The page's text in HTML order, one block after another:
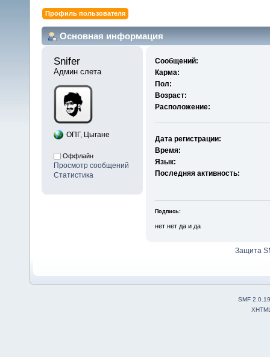
Профиль пользователя
Основная информация
Snifer
Админ слета
ОПГ, Цыгане
Оффлайн
Просмотр сообщений
Статистика
Сообщений:
Карма:
Пол:
Возраст:
Расположение:
Дата регистрации:
Время:
Язык:
Последняя активность:
Подпись:
нет нет да и да
Защита
SMF 2.0.19